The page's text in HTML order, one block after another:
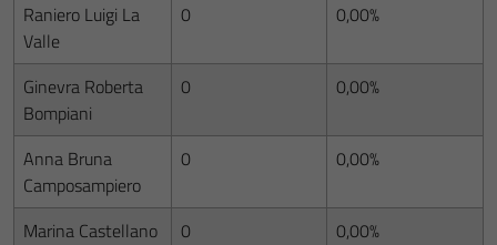
Raniero Luigi La
Valle
0 0,00%
Ginevra Roberta
Bompiani
0 0,00%
Anna Bruna
Camposampiero
0 0,00%
Marina Castellano 0
0,00%